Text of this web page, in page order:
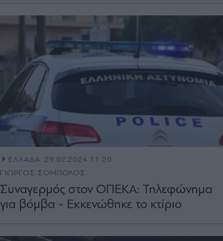
ΕΛΛΑΔΑ 29.02.2024 11:20
ΓΙΩΡΓΟΣ ΣΟΜΠΟΛΟΣ
Συναγερμός στον ΟΠΕΚΑ: Τηλεφώνημα
για βόμβα - Εκκενώθηκε το κτίριο